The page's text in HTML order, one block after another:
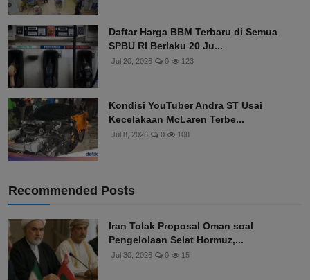
Daftar Harga BBM Terbaru di Semua
SPBU RI Berlaku 20 Ju...
Jul 20, 2026 0 123
Kondisi YouTuber Andra ST Usai
Kecelakaan McLaren Terbe...
Jul 8, 2026 0 108
Recommended Posts
Iran Tolak Proposal Oman soal
Pengelolaan Selat Hormuz,...
Jul 30, 2026 0 15